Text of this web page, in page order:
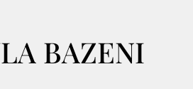
BAZENI